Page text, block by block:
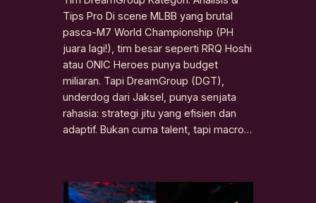
Tips Pro Di scene MLBB yang brutal
pasca-M7 World Championship (PH
juara lagi!), tim besar seperti RRQ Hoshi
atau ONIC Heroes punya budget
miliaran. Tapi DreamGroup (DGT),
underdog dari Jaksel, punya senjata
rahasia: strategi jitu yang efisien dan
adaptif. Bukan cuma talent, tapi macro…